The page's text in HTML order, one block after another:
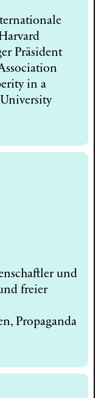
Präsident
in a
und
freier
Propaganda